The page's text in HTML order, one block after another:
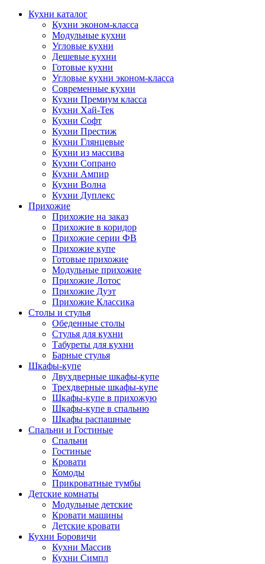
Кухни каталог
Кухни эконом-класса
Модульные кухни
Угловые кухни
Дешевые кухни
Готовые кухни
Угловые кухни эконом-класса
Современные кухни
Кухни Премиум класса
Кухни Хай-Тек
Кухни Софт
Кухни Престиж
Кухни Глянцевые
Кухни из массива
Кухни Сопрано
Кухни Ампир
Кухни Волна
Кухни Дуплекс
Прихожие
Прихожие на заказ
Прихожие в коридор
Прихожие серии ФВ
Прихожие купе
Готовые прихожие
Модульные прихожие
Прихожие Лотос
Прихожие Дуэт
Прихожие Классика
Столы и стулья
Обеденные столы
Стулья для кухни
Табуреты для кухни
Барные стулья
Шкафы-купе
Двухдверные шкафы-купе
Трехдверные шкафы-купе
Шкафы-купе в прихожую
Шкафы-купе в спальню
Шкафы распашные
Спальни и Гостиные
Спальни
Гостиные
Кровати
Комоды
Прикроватные тумбы
Детские комнаты
Модульные детские
Кровати машины
Детские кровати
Кухни Боровичи
Кухни Массив
Кухни Симпл